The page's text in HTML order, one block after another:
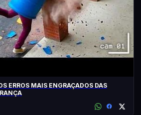
ERROS MAIS ENGRAÇADOS DAS